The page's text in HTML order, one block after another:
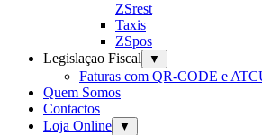
ZSrest
Taxis
ZSpos
Legislaçao Fiscal
▼
Faturas com QR-CODE e
Quem Somos
Contactos
Loja Online
▼